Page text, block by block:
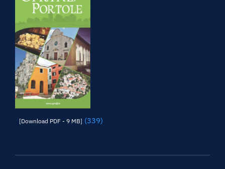
[Download PDF - 9 MB] (339)